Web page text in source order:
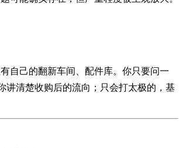
自己的翻新车间、配件库。你只要问一
讲清楚收购后的流向；只会打太极的，基